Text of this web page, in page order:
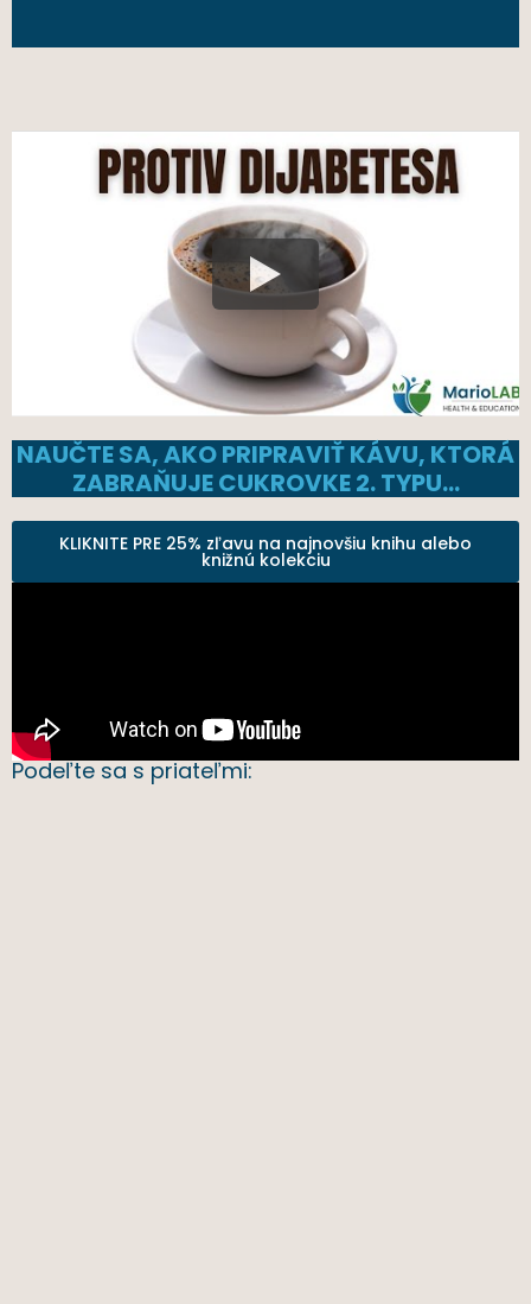
NAUČTE SA, AKO PRIPRAVIŤ KÁVU, KTORÁ
ZABRAŇUJE CUKROVKE 2. TYPU…
KLIKNITE PRE 25% zľavu na najnovšiu knihu alebo
knižnú kolekciu
Podeľte sa s priateľmi: